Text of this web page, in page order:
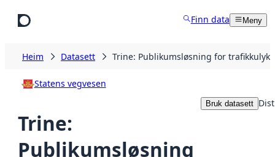
Finn data Meny
Heim Datasett Trine: Publikumsløsning for
Statens vegvesen
Trine:
Publikumsløsning
Bruk datasett